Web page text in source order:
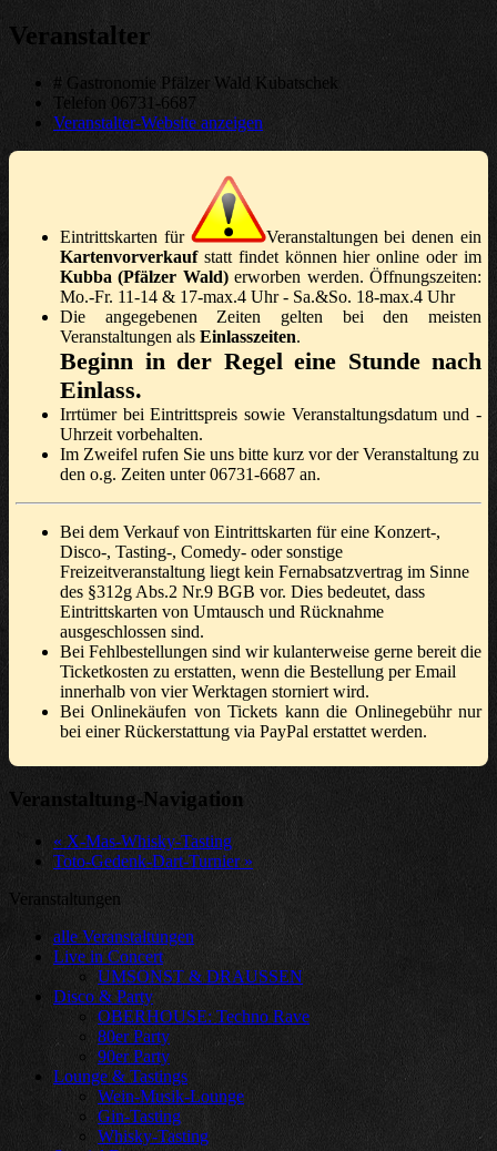
Veranstalter
# Gastronomie Pfälzer Wald Kubatschek
Telefon 06731-6687
Veranstalter-Website anzeigen
Eintrittskarten für
Veranstaltungen bei denen ein
Kartenvorverkaufstatt findet können hier online oder im
Kubba (Pfälzer Wald)erworben werden. Öffnungszeiten:
Mo.-Fr. 11-14 & 17-max.4 Uhr - Sa.&So. 18-max.4 Uhr
Die angegebenen Zeiten gelten bei den meisten
Veranstaltungen als Einlasszeiten.
Beginn in der Regel eine Stunde nach
Einlass.
Irrtümer bei Eintrittspreis sowie Veranstaltungsdatum und -
Uhrzeit vorbehalten.
Im Zweifel rufen Sie uns bitte kurz vor der Veranstaltung zu
den o.g. Zeiten unter 06731-6687 an.
Bei dem Verkauf von Eintrittskarten für eine Konzert-,
Disco-, Tasting-, Comedy- oder sonstige
Freizeitveranstaltung liegt kein Fernabsatzvertrag im Sinne
des §312g Abs.2 Nr.9 BGB vor. Dies bedeutet, dass
Eintrittskarten von Umtausch und Rücknahme
ausgeschlossen sind.
Bei Fehlbestellungen sind wir kulanterweise gerne bereit die
Ticketkosten zu erstatten, wenn die Bestellung per Email
innerhalb von vier Werktagen storniert wird.
Bei Onlinekäufen von Tickets kann die Onlinegebühr nur
bei einer Rückerstattung via PayPal erstattet werden.
Veranstaltung-Navigation
« X-Mas-Whisky-Tasting
Toto-Gedenk-Dart-Turnier»
Veranstaltungen
alle Veranstaltungen
Live in Concert
UMSONST & DRAUSSEN
Disco & Party
OBERHOUSE: Techno Rave
80er Party
90er Party
Lounge & Tastings
Wein-Musik-Lounge
Gin-Tasting
Whisky-Tasting